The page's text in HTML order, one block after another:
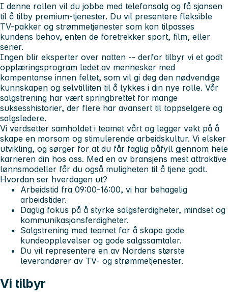
I denne rollen vil du jobbe med telefonsalg og få sjansen
til å tilby premium-tjenester. Du vil presentere fleksible
TV-pakker og strømmetjenester som kan tilpasses
kundens behov, enten de foretrekker sport, film, eller
serier.
Ingen blir eksperter over natten -- derfor tilbyr vi et godt
opplæringsprogram ledet av mennesker med
kompentanse innen feltet, som vil gi deg den nødvendige
kunnskapen og selvtilliten til å lykkes i din nye rolle. Vår
salgstrening har vært springbrettet for mange
suksesshistorier, der flere har avansert til toppselgere og
salgsledere.
Vi verdsetter samholdet i teamet vårt og legger vekt på å
skape en morsom og stimulerende arbeidskultur. Vi elsker
utvikling, og sørger for at du får faglig påfyll gjennom hele
karrieren din hos oss. Med en av bransjens mest attraktive
lønnsmodeller får du også muligheten til å tjene godt.
Hvordan ser hverdagen ut?
Arbeidstid fra 09:00-16:00, vi har behagelig
arbeidstider.
Daglig fokus på å styrke salgsferdigheter, mindset og
kommunikasjonsferdigheter.
Salgstrening med teamet for å skape gode
kundeopplevelser og gode salgssamtaler.
Du vil representere en av Nordens største
leverandører av TV- og strømmetjenester.
Vi tilbyr